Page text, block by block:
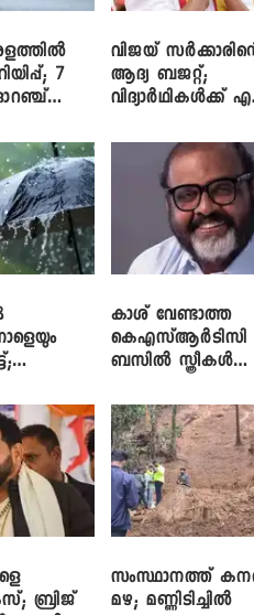
7
വിജയ്
ആദ്യ ബജറ്റ്;
വിദ്യാർഥികൾക്ക്
ലാപ്ടോപ്പുകളും
കാശ് വേണ്ടാത്ത
കെഎസ്ആർടിസി
ബസിൽ സ്ത്രീകൾ
ജോൺ
ബ്രിജ്
സംസ്ഥാനത്ത്
മഴ; മണ്ണിടിച്ചിൽ